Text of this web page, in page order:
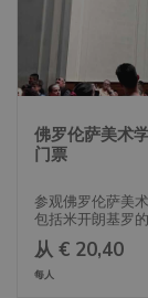
参与这一难忘的
博尔盖塞美术馆
闲漫步，为艺术
马心脏地带探索
佛罗伦萨美术
门票
参观佛罗伦萨美
包括米开朗基罗
美术学院画廊由
波尔多于1784年
从 € 20,40
每人